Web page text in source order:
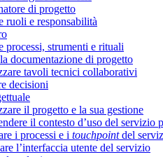
di progetto
ruoli e responsabilità
processi, strumenti e rituali
documentazione di progetto
tavoli tecnici collaborativi
decisioni
il progetto e la sua gestione
il contesto d’uso del servizio
i processi e i touchpointdel
l’interfaccia utente del servizio